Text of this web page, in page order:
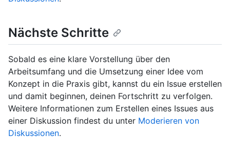
Nächste Schritte
Sobald es eine klare Vorstellung über den
Arbeitsumfang und die Umsetzung einer Idee vom
Konzept in die Praxis gibt, kannst du ein Issue erstellen
und damit beginnen, deinen Fortschritt zu verfolgen.
Weitere Informationen zum Erstellen eines Issues aus
einer Diskussion findest du unter Moderieren von
Diskussionen.